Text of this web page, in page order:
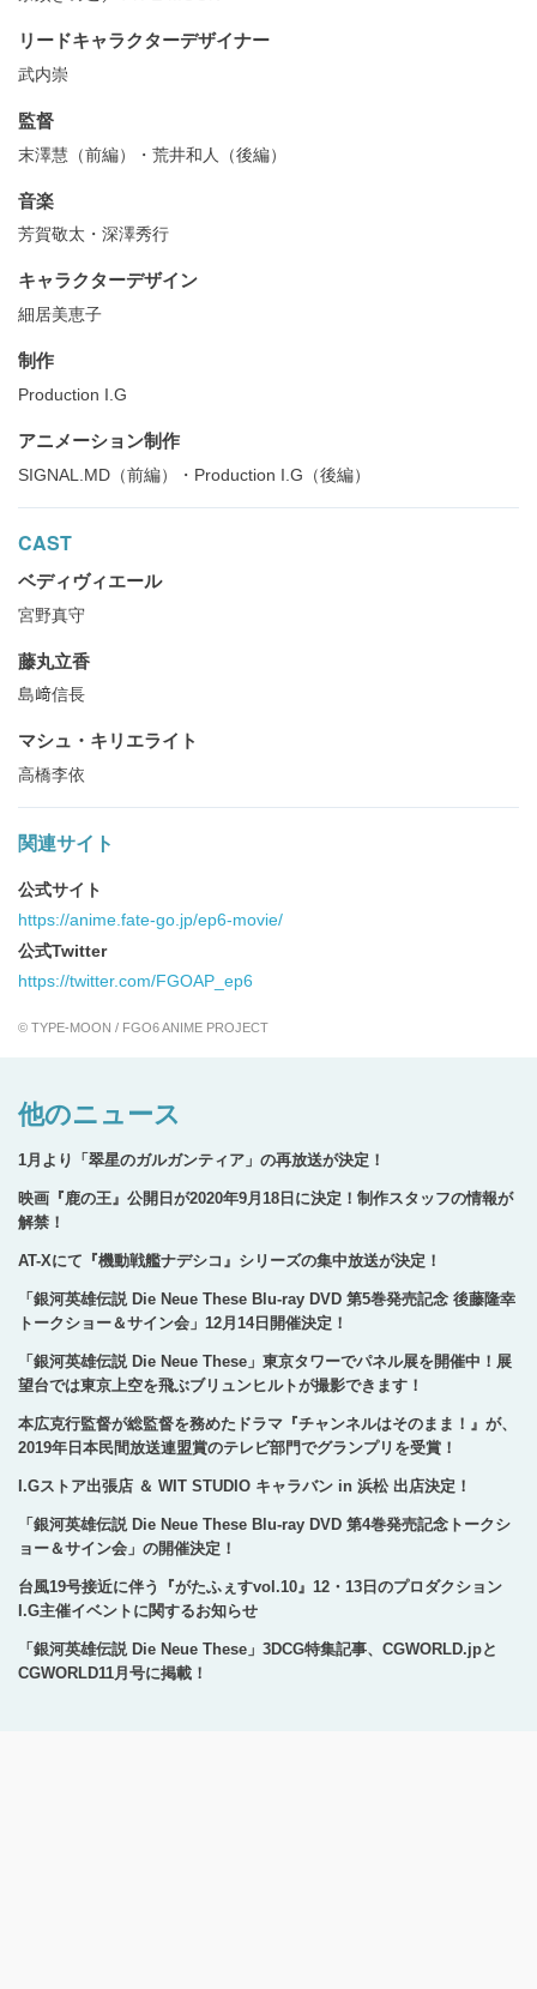
リードキャラクターデザイナー
武内崇
監督
末澤慧（前編）・荒井和人（後編）
音楽
芳賀敬太・深澤秀行
キャラクターデザイン
細居美恵子
制作
Production I.G
アニメーション制作
SIGNAL.MD（前編）・Production I.G（後編）
CAST
ベディヴィエール
宮野真守
藤丸立香
島﨑信長
マシュ・キリエライト
高橋李依
関連サイト
公式サイト
https://anime.fate-go.jp/ep6-movie/
公式Twitter
https://twitter.com/FGOAP_ep6
© TYPE-MOON / FGO6 ANIME PROJECT
他のニュース
1月より「翠星のガルガンティア」の再放送が決定！
映画『鹿の王』公開日が2020年9月18日に決定！制作スタッフの情報が
解禁！
AT-Xにて『機動戦艦ナデシコ』シリーズの集中放送が決定！
「銀河英雄伝説 Die Neue These Blu-ray DVD 第5巻発売記念 後藤隆幸
トークショー＆サイン会」12月14日開催決定！
「銀河英雄伝説 Die Neue These」東京タワーでパネル展を開催中！展
望台では東京上空を飛ぶブリュンヒルトが撮影できます！
本広克行監督が総監督を務めたドラマ『チャンネルはそのまま！』が、
2019年日本民間放送連盟賞のテレビ部門でグランプリを受賞！
I.Gストア出張店 ＆ WIT STUDIO キャラバン in 浜松 出店決定！
「銀河英雄伝説 Die Neue These Blu-ray DVD 第4巻発売記念トークシ
ョー＆サイン会」の開催決定！
台風19号接近に伴う『がたふぇすvol.10』12・13日のプロダクション
I.G主催イベントに関するお知らせ
「銀河英雄伝説 Die Neue These」3DCG特集記事、CGWORLD.jpと
CGWORLD11月号に掲載！